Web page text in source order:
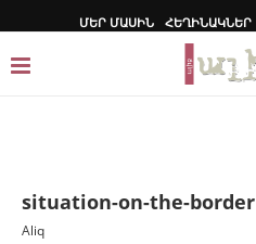
ՄԵՐ ՄԱՍԻՆ ՀԵՂԻՆԱԿՆԵՐ
situation-on-the-border
Aliq